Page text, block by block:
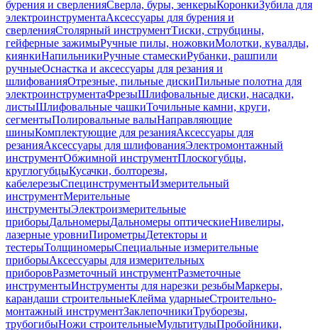
бурения и сверленияСверла, буры, зенкерыКоронкиЗубила для
электроинструментаАксессуары для бурения и
сверленияСтолярный инструментТиски, струбцины,
гейферные зажимыРучные пилы, ножовкиМолотки, кувалды,
киянкиНапильникиРучные стамескиРубанки, рашпили
ручныеОснастка и аксессуары для резания и
шлифованияОтрезные, пильные дискиПильные полотна для
электроинструментаФрезыШлифовальные диски, насадки,
листыШлифовальные чашкиТочильные камни, круги,
сегментыПолировальные валыНаправляющие
шиныКомплектующие для резанияАксессуары для
резанияАксессуары для шлифованияЭлектромонтажный
инструментОбжимной инструментПлоскогубцы,
круглогубцыКусачки, болторезы,
кабелерезыСпецинструментыИзмерительный
инструментМерительные
инструментыЭлектроизмерительные
приборыДальномерыДальномеры оптическиеНивелиры,
лазерные уровниПирометрыДетекторы и
тестерыТолщиномерыСпециальные измерительные
приборыАксессуары для измерительных
приборовРазметочный инструментРазметочные
инструментыИнструменты для нарезки резьбыМаркеры,
карандаши строительныеКлейма ударныеСтроительно-
монтажный инструментЗаклепочникиТруборезы,
трубогибыНожи строительныеМультитулыПробойники,